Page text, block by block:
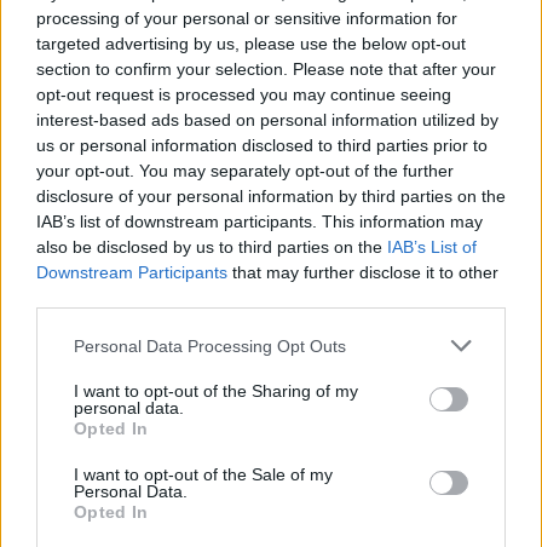
processing of your personal or sensitive information for
targeted advertising by us, please use the below opt-out
section to confirm your selection. Please note that after your
opt-out request is processed you may continue seeing
interest-based ads based on personal information utilized by
us or personal information disclosed to third parties prior to
your opt-out. You may separately opt-out of the further
disclosure of your personal information by third parties on the
IAB’s list of downstream participants. This information may
also be disclosed by us to third parties on the IAB’s List of
Downstream Participants that may further disclose it to other
Personal Data Processing Opt Outs
I want to opt-out of the Sharing of my
personal data.
Opted In
I want to opt-out of the Sale of my
Personal Data.
Opted In
Γερμανία: Drones εθεάθησαν πάνω από στρατιωτική
Χαμός στη Βουλή του Κοσόβου: Βουλευτής πέταξε αυγά
στον πρωθυπουργό - Δείτε βίντεο
ΠΕΡΙΣΣΟΤΕΡΑ
ΣΧΕΤΙΚA AΡΘΡΑ
Πινακίδες κυκλοφορίας: Πώς θα μπει τέλος στις